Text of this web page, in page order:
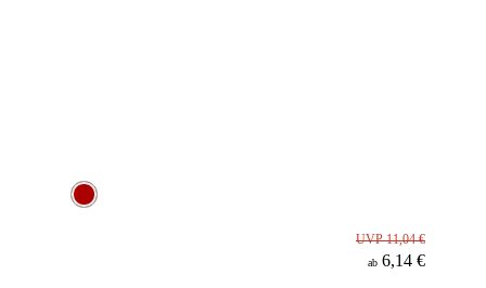
UVP 11,04 €
ab 6,14 €